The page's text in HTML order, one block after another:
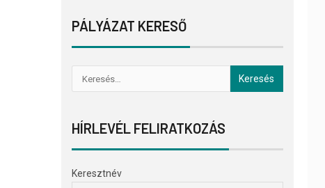
PÁLYÁZAT KERESŐ
HÍRLEVÉL FELIRATKOZÁS
Keresztnév